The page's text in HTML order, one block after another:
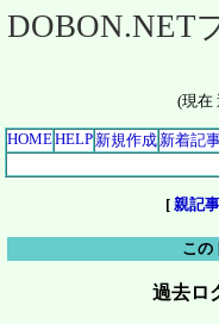
DOBON.NET
(現在
HOMEHELP 新規作成 新着記
[ 親記
この
過去ロ